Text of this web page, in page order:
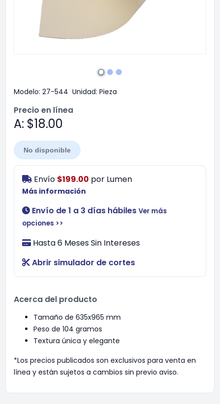
Modelo: 27-544 Unidad: Pieza
Precio en línea
A: $18.00
No disponible
Envío $199.00 por Lumen
Más información
Envío de 1 a 3 días hábiles Ver más
opciones >>
Hasta 6 Meses Sin Intereses
Abrir simulador de cortes
Acerca del producto
Tamaño de 635x965 mm
Peso de 104 gramos
Textura única y elegante
*Los precios publicados son exclusivos para venta en
línea y están sujetos a cambios sin previo aviso.